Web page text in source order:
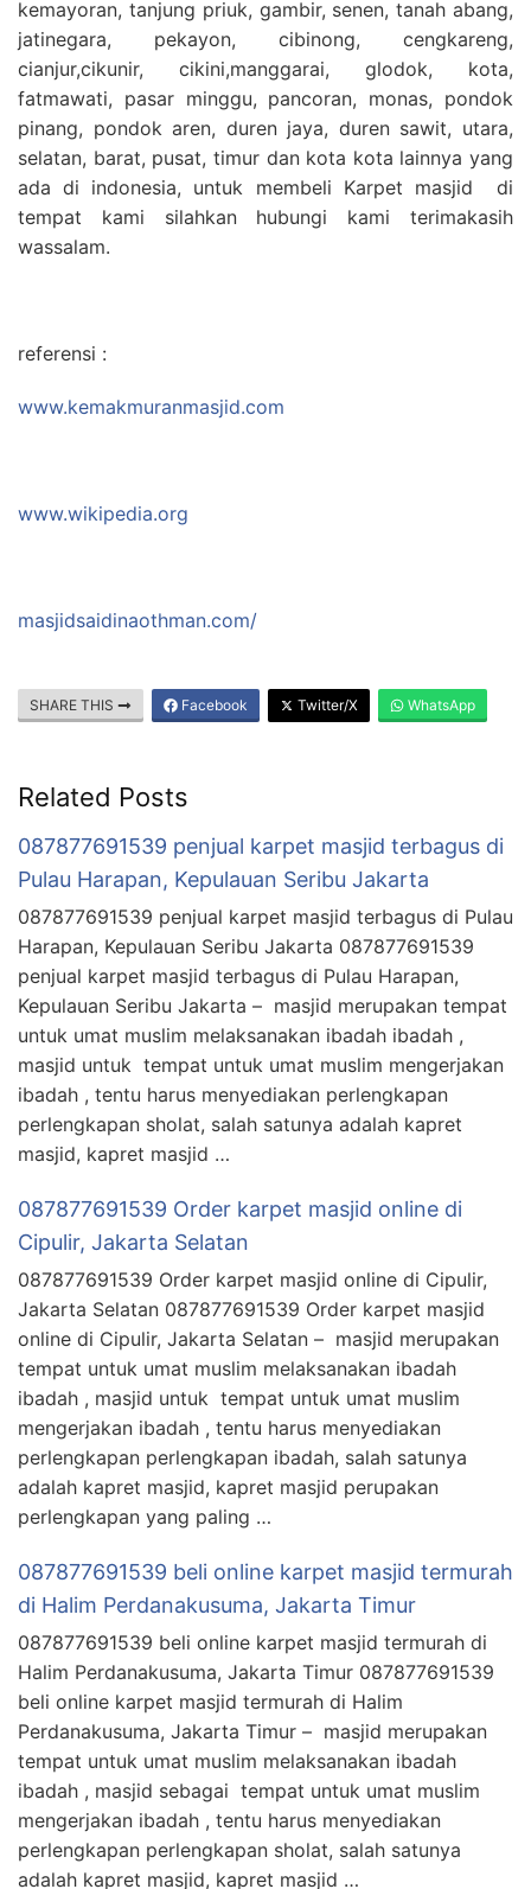
kemayoran, tanjung priuk, gambir, senen, tanah abang,
jatinegara, pekayon, cibinong, cengkareng,
cianjur,cikunir, cikini,manggarai, glodok, kota,
fatmawati, pasar minggu, pancoran, monas, pondok
pinang, pondok aren, duren jaya, duren sawit, utara,
selatan, barat, pusat, timur dan kota kota lainnya yang
ada di indonesia, untuk membeli Karpet masjid di
tempat kami silahkan hubungi kami terimakasih
wassalam.
referensi :
www.kemakmuranmasjid.com
www.wikipedia.org
masjidsaidinaothman.com/
SHARE THIS Facebook Twitter/X WhatsApp
Related Posts
087877691539 penjual karpet masjid terbagus di
Pulau Harapan, Kepulauan Seribu Jakarta
087877691539 penjual karpet masjid terbagus di Pulau
Harapan, Kepulauan Seribu Jakarta 087877691539
penjual karpet masjid terbagus di Pulau Harapan,
Kepulauan Seribu Jakarta – masjid merupakan tempat
untuk umat muslim melaksanakan ibadah ibadah ,
masjid untuk tempat untuk umat muslim mengerjakan
ibadah , tentu harus menyediakan perlengkapan
perlengkapan sholat, salah satunya adalah kapret
masjid, kapret masjid …
087877691539 Order karpet masjid online di
Cipulir, Jakarta Selatan
087877691539 Order karpet masjid online di Cipulir,
Jakarta Selatan 087877691539 Order karpet masjid
online di Cipulir, Jakarta Selatan – masjid merupakan
tempat untuk umat muslim melaksanakan ibadah
ibadah , masjid untuk tempat untuk umat muslim
mengerjakan ibadah , tentu harus menyediakan
perlengkapan perlengkapan ibadah, salah satunya
adalah kapret masjid, kapret masjid perupakan
perlengkapan yang paling …
087877691539 beli online karpet masjid termurah
di Halim Perdanakusuma, Jakarta Timur
087877691539 beli online karpet masjid termurah di
Halim Perdanakusuma, Jakarta Timur 087877691539
beli online karpet masjid termurah di Halim
Perdanakusuma, Jakarta Timur – masjid merupakan
tempat untuk umat muslim melaksanakan ibadah
ibadah , masjid sebagai tempat untuk umat muslim
mengerjakan ibadah , tentu harus menyediakan
perlengkapan perlengkapan sholat, salah satunya
adalah kapret masjid, kapret masjid …